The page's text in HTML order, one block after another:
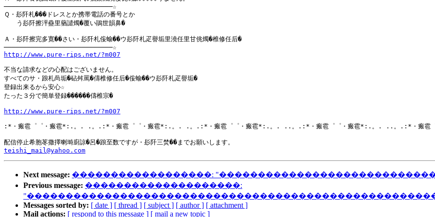
────────────────────────────☆
Ｑ・髟阡札���ドレスとか携帯電話の番号とか
う髟阡擦泙蠱里蕕譴燭�覆い鵑世韻鼻�
Ａ・髟阡擦完多寛��さい・髟阡札侫蝓��ウ髟阡札疋譽垢里澆任里甘佻燭�椎修任后�
http://www.pure-rips.net/?m007
不当な請求などの心配はございません。
すべてのサ・踉札咼垢�砧舛罵�儔椎修任后�侫蝓��ウ髟阡札疋譽垢�
登録出来るから安心☆
たった３分で簡単登録������儔椎宗�
http://www.pure-rips.net/?m007
:*・瘢雹゜゜・瘢雹*:.。. .。.:*・瘢雹゜゜・瘢雹*:.。. .。.:*・瘢雹゜゜・瘢雹*:.。. ..。.:*・瘢雹゜゜・瘢雹*:.。. ..。.:*・瘢雹゜
teishi_mail@yahoo.com
Next message: ������������������:
Previous message: ��������������������:
Messages sorted by: [ date ] [ thread ] [ subject ] [ author ] [ attachment ]
Mail actions: [ respond to this message ] [ mail a new topic ]